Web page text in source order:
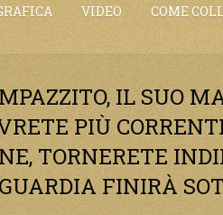
VIDEO COME
IL SUO
PIÙ
TORNERETE
FINIRÀ